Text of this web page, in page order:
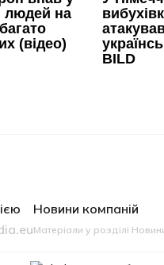
Новини компаній
Матеріали у розділі